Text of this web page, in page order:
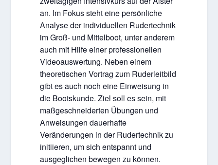
an. Im Fokus steht eine persönliche
Analyse der individuellen Rudertechnik
im Groß- und Mittelboot, unter anderem
auch mit Hilfe einer professionellen
Videoauswertung. Neben einem
theoretischen Vortrag zum Ruderleitbild
gibt es auch noch eine Einweisung in
die Bootskunde. Ziel soll es sein, mit
maßgeschneiderten Übungen und
Anweisungen dauerhafte
Veränderungen in der Rudertechnik zu
initiieren, um sich entspannt und
ausgeglichen bewegen zu können.